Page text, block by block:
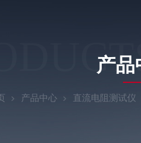
产品
产品中心 直流电阻测试仪